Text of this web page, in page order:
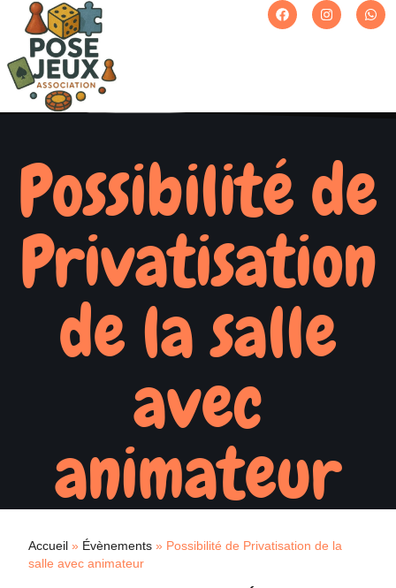
Possibilité de
Privatisation
de la salle
avec
animateur
Accueil » Évènements » Possibilité de Privatisation de la
salle avec animateur